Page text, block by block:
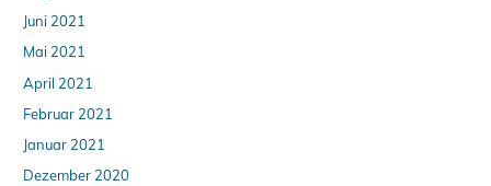
Juni 2021
Mai 2021
April 2021
Februar 2021
Januar 2021
Dezember 2020